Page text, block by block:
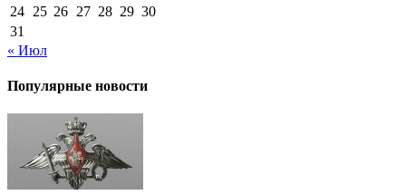
24 25 26 27 28 29 30
31
« Июл
Популярные новости